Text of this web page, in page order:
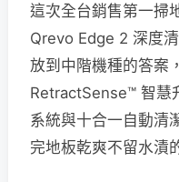
這次全台銷售第一掃
Qrevo Edge 2 深度
放到中階機種的答案
RetractSense™ 智慧
系統與十合一自動清
完地板乾爽不留水漬